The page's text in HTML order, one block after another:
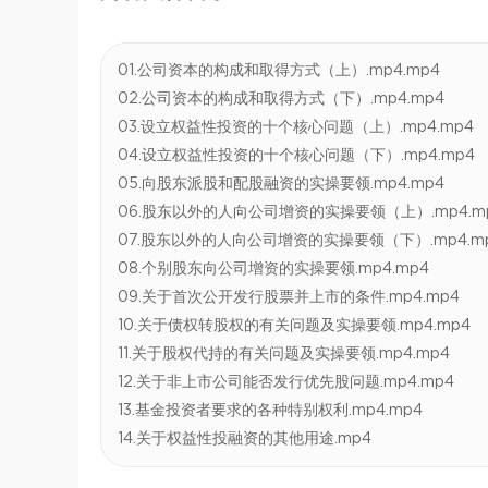
01.公司资本的构成和取得方式（上）.mp4.mp4
02.公司资本的构成和取得方式（下）.mp4.mp4
03.设立权益性投资的十个核心问题（上）.mp4.mp4
04.设立权益性投资的十个核心问题（下）.mp4.mp4
05.向股东派股和配股融资的实操要领.mp4.mp4
06.股东以外的人向公司增资的实操要领（上）
07.股东以外的人向公司增资的实操要领（下）
08.个别股东向公司增资的实操要领.mp4.mp4
09.关于首次公开发行股票并上市的条件.mp4.mp4
10.关于债权转股权的有关问题及实操要领.mp4.mp4
11.关于股权代持的有关问题及实操要领.mp4.mp4
12.关于非上市公司能否发行优先股问题.mp4.mp4
13.基金投资者要求的各种特别权利.mp4.mp4
14.关于权益性投融资的其他用途.mp4